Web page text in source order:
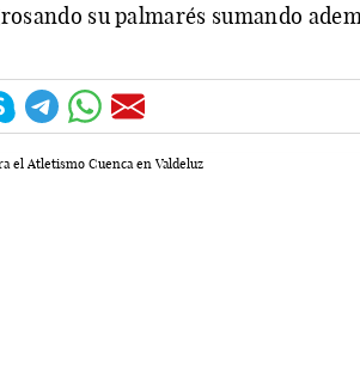
su palmarés sumando